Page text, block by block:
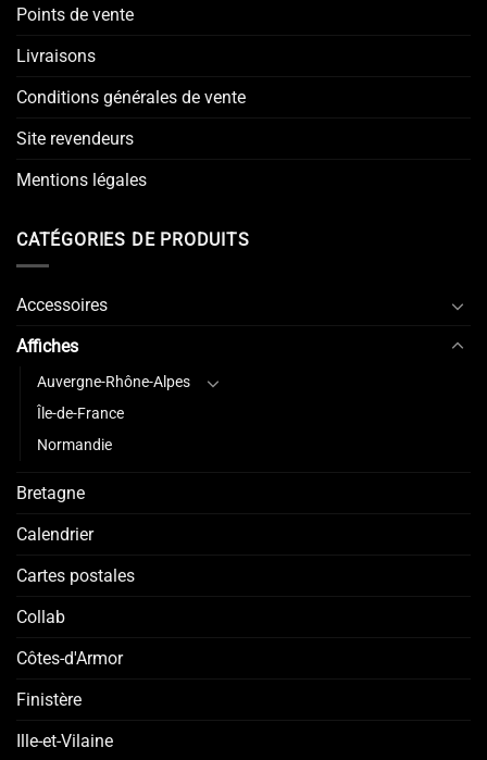
Points de vente
Livraisons
Conditions générales de vente
Site revendeurs
Mentions légales
CATÉGORIES DE PRODUITS
Accessoires
Affiches
Auvergne-Rhône-Alpes
Île-de-France
Normandie
Bretagne
Calendrier
Cartes postales
Collab
Côtes-d'Armor
Finistère
Ille-et-Vilaine